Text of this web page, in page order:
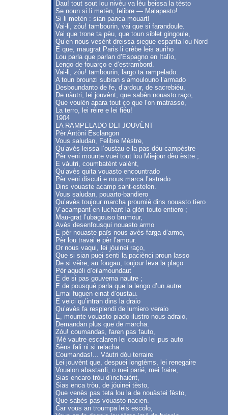
Dau! tout sout lou nivèu va lèu beissa la tèsto
Se noun si li metèn, felibre — Malapesto!
Si li metèn : sian panca mouart!
Vai-li, zóu! tambourin, vai que si farandoule.
Vai que trone ta pèu, que toun siblet gingoule,
Qu’en nous vesènt dreissa siegue espanta lou Nord
E que, maugrat Paris li crèbe leis auriho
Lou parla que parlan d’Espagno en Italìo,
Lengo de fouarço e d’estrambord.
Vai-li, zóu! tambourin, largo ta rampelado.
A toun brounzi subran s’amoulouno l’armado
Desboundanto de fe, d’ardour, de sacrebiéu,
De nàutri, lei jouvènt, que sabèn nouasto raço,
Que voulèn apara tout ço que l’on matrasso,
La terro, lei rèire e lei fiéu!
1904
LA RAMPELADO DEI JOUVÈNT
Pèr Antòni Esclangon
Vous saludan, Felibre Mèstre,
Qu’avés leissa l’oustau e la pas dóu campèstre
Pèr veni mounte vuei tout lou Miejour dèu èstre ;
E vàutri, coumbatènt valènt,
Qu’avès quita vouasto encountrado
Pèr veni discuti e nous marca l’astrado
Dins vouaste acamp sant-estelen.
Vous saludan, pouarto-bandiero
Qu’avès toujour marcha proumié dins nouasto tiero
V’acampant en luchant la glòri touto entiero ;
Mau-grat l’ubagouso brumour,
Avès desenfousqui nouasto armo
E pèr nouaste païs nous avès farga d’armo,
Pèr lou travai e pèr l’amour.
Or nous vaqui, lei jóuinei raço,
Que si sian puei senti la paciènci proun lasso
De si vèire, au fougau, toujour leva la plaço
Pèr aquéli d’eilamoundaut
E de si pas gouverna nautre ;
E de pousqué parla que la lengo d’un autre
Emai fuguen einat d’oustau.
E veici qu’intran dins la draio
Qu’avès fa resplendi de lumiero veraio
E, mounte vouasto piado ilustro nous adraio,
Demandan plus que de marcha.
Zóu! coumandas, faren pas fauto,
‘Mé vautre escalaren lei coualo lei pus auto
Sèns fali ni si relacha.
Coumandas!... Vàutri dóu terraire
Lei jouvènt que, despuei longtèms, lei renegaire
Voualon abastardi, o mei parié, mei fraire,
Sias encaro tròu d’inchaiènt,
Sias enca tròu, de jóuinei tèsto,
Que venès pas teta lou la de nouàstei fèsto,
Que sabès pas vouasto nacien.
Car vous an troumpa leis escolo,